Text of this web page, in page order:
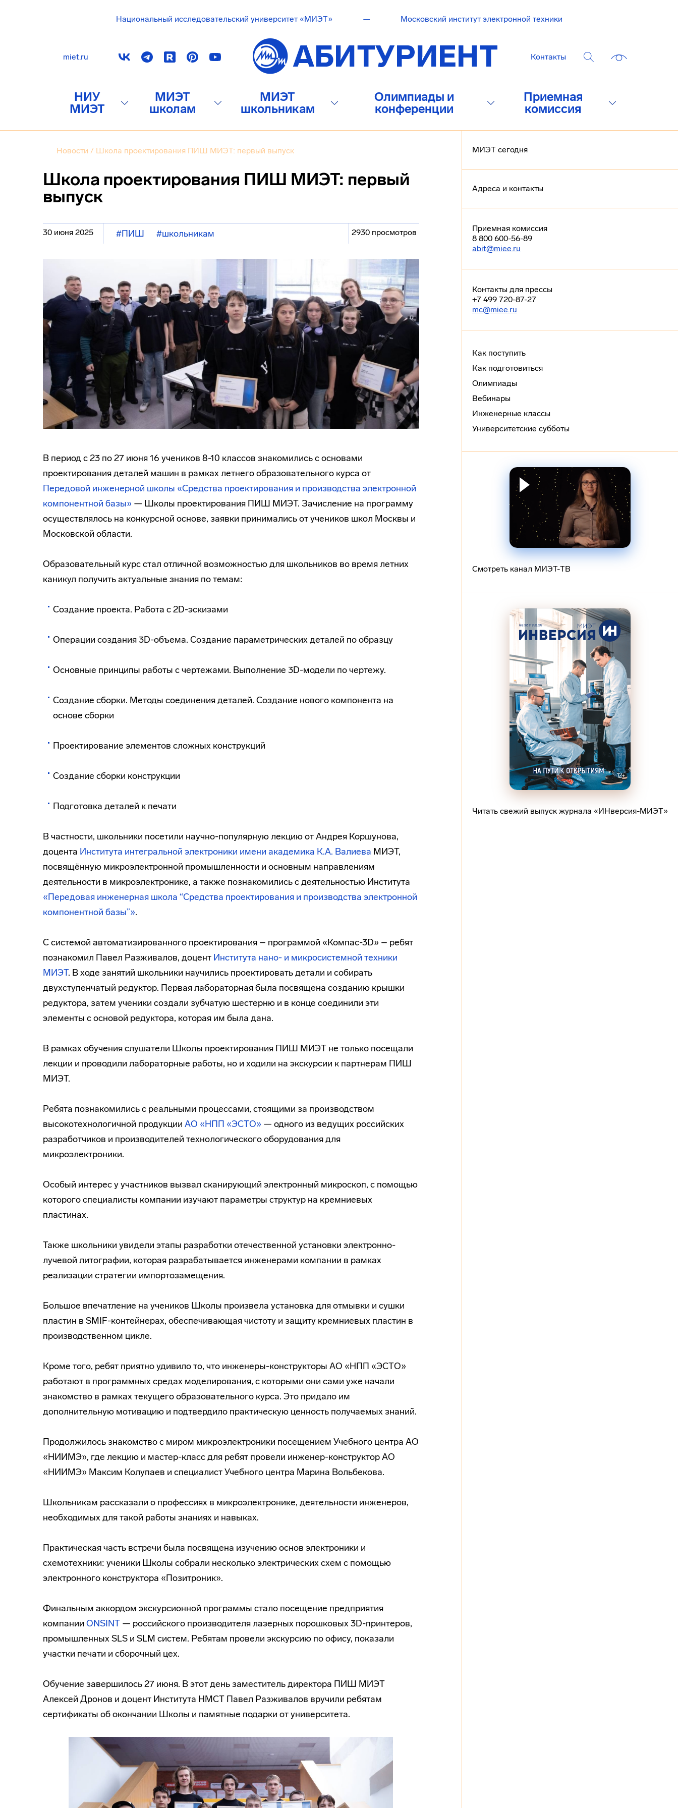
Национальный исследовательский университет «МИЭТ» — Московский институт электронной техники
miet.ru Контакты
НИУ
МИЭТ
МИЭТ
школам
МИЭТ
школьникам
Олимпиады и
конференции
Приемная
комиссия
Новости / Школа проектирования ПИШ МИЭТ: первый выпуск
Школа проектирования ПИШ МИЭТ: первый
выпуск
30 июня 2025 #ПИШ #школьникам 2930 просмотров
В период с 23 по 27 июня 16 учеников 8-10 классов знакомились с основами
проектирования деталей машин в рамках летнего образовательного курса от
Передовой инженерной школы «Средства проектирования и производства электронной
компонентной базы» — Школы проектирования ПИШ МИЭТ. Зачисление на программу
осуществлялось на конкурсной основе, заявки принимались от учеников школ Москвы и
Московской области.
Образовательный курс стал отличной возможностью для школьников во время летних
каникул получить актуальные знания по темам:
Создание проекта. Работа с 2D-эскизами
Операции создания 3D-объема. Создание параметрических деталей по образцу
Основные принципы работы с чертежами. Выполнение 3D-модели по чертежу.
Создание сборки. Методы соединения деталей. Создание нового компонента на
основе сборки
Проектирование элементов сложных конструкций
Создание сборки конструкции
Подготовка деталей к печати
В частности, школьники посетили научно-популярную лекцию от Андрея Коршунова,
доцента Института интегральной электроники имени академика К.А. Валиева МИЭТ,
посвящённую микроэлектронной промышленности и основным направлениям
деятельности в микроэлектронике, а также познакомились с деятельностью Института
«Передовая инженерная школа “Средства проектирования и производства электронной
компонентной базы”».
С системой автоматизированного проектирования – программой «Компас-3D» – ребят
познакомил Павел Разживалов, доцент Института нано- и микросистемной техники
МИЭТ. В ходе занятий школьники научились проектировать детали и собирать
двухступенчатый редуктор. Первая лабораторная была посвящена созданию крышки
редуктора, затем ученики создали зубчатую шестерню и в конце соединили эти
элементы с основой редуктора, которая им была дана.
В рамках обучения слушатели Школы проектирования ПИШ МИЭТ не только посещали
лекции и проводили лабораторные работы, но и ходили на экскурсии к партнерам ПИШ
МИЭТ.
Ребята познакомились с реальными процессами, стоящими за производством
высокотехнологичной продукции АО «НПП «ЭСТО» — одного из ведущих российских
разработчиков и производителей технологического оборудования для
микроэлектроники.
Особый интерес у участников вызвал сканирующий электронный микроскоп, с помощью
которого специалисты компании изучают параметры структур на кремниевых
пластинах.
Также школьники увидели этапы разработки отечественной установки электронно-
лучевой литографии, которая разрабатывается инженерами компании в рамках
реализации стратегии импортозамещения.
Большое впечатление на учеников Школы произвела установка для отмывки и сушки
пластин в SMIF-контейнерах, обеспечивающая чистоту и защиту кремниевых пластин в
производственном цикле.
Кроме того, ребят приятно удивило то, что инженеры-конструкторы АО «НПП «ЭСТО»
работают в программных средах моделирования, с которыми они сами уже начали
знакомство в рамках текущего образовательного курса. Это придало им
дополнительную мотивацию и подтвердило практическую ценность получаемых знаний.
Продолжилось знакомство с миром микроэлектроники посещением Учебного центра АО
«НИИМЭ», где лекцию и мастер-класс для ребят провели инженер-конструктор АО
«НИИМЭ» Максим Колупаев и специалист Учебного центра Марина Вольбекова.
Школьникам рассказали о профессиях в микроэлектронике, деятельности инженеров,
необходимых для такой работы знаниях и навыках.
Практическая часть встречи была посвящена изучению основ электроники и
схемотехники: ученики Школы собрали несколько электрических схем с помощью
электронного конструктора «Позитроник».
Финальным аккордом экскурсионной программы стало посещение предприятия
компании ONSINT— российского производителя лазерных порошковых 3D-принтеров,
промышленных SLS и SLM систем. Ребятам провели экскурсию по офису, показали
участки печати и сборочный цех.
Обучение завершилось 27 июня. В этот день заместитель директора ПИШ МИЭТ
Алексей Дронов и доцент Института НМСТ Павел Разживалов вручили ребятам
сертификаты об окончании Школы и памятные подарки от университета.
МИЭТ сегодня
Адреса и контакты
Приемная комиссия
8 800 600-56-89
abit@miee.ru
Контакты для прессы
+7 499 720-87-27
mc@miee.ru
Как поступить
Как подготовиться
Олимпиады
Вебинары
Инженерные классы
Университетские субботы
Смотреть канал МИЭТ-ТВ
Читать свежий выпуск журнала «ИНверсия-МИЭТ»